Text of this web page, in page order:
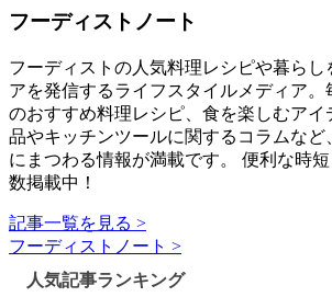
フーディストノート
フーディストの人気料理レシピや暮ら
アを発信するライフスタイルメディア。
のおすすめ料理レシピ、食を楽しむアイ
品やキッチンツールに関するコラムなど
にまつわる情報が満載です。 便利な時
数掲載中！
記事一覧を見る >
フーディストノート >
人気記事ランキング